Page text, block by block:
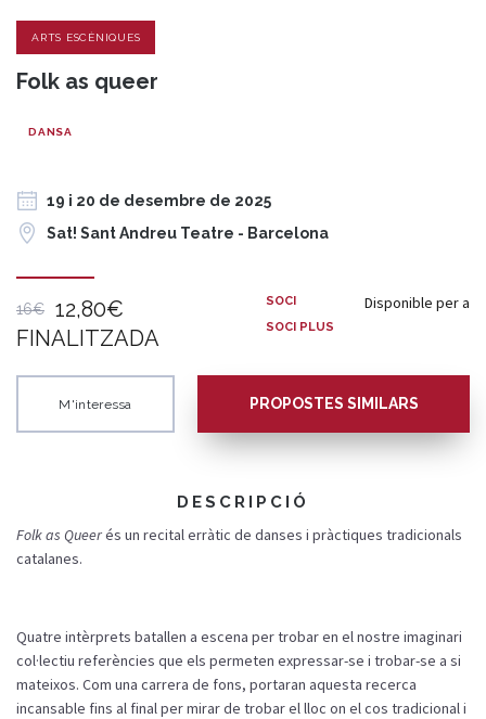
ARTS ESCÈNIQUES
Folk as queer
DANSA
19 i 20 de desembre de 2025
Sat! Sant Andreu Teatre - Barcelona
16€
12,80€
FINALITZADA
Disponible per a
SOCI
SOCI PLUS
M'interessa PROPOSTES SIMILARS
DESCRIPCIÓ
Folk as Queerés un recitalerràtic de danses i pràctiques tradicionals
catalanes.
Quatre intèrprets batallen a escena pertrobaren elnostre imaginari
col·lectiu referències que els permeten expressar-se i trobar-se a si
mateixos. Com una carrera de fons, portaran aquesta recerca
incansable fins al final per mirar de trobarellloc on el cos tradicional i